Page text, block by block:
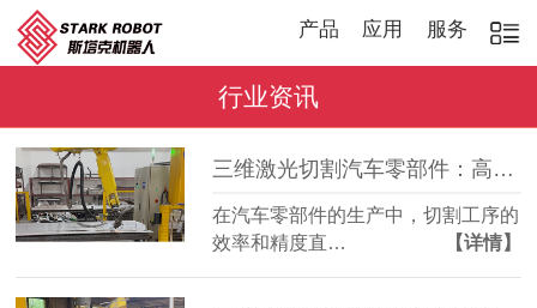
产品 应用 服务
行业资讯
三维激光切割汽车零部件：高效稳定，适配多品种加工
在汽车零部件的生产中，切割工序的
效率和精度直…
【详情】